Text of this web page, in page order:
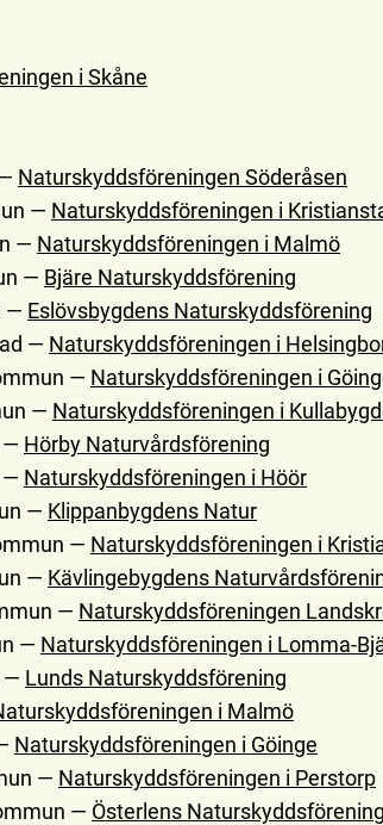
i Skåne
Naturskyddsföreningen Söderåsen
— Naturskyddsföreningen i
— Naturskyddsföreningen i Malmö
— Bjäre Naturskyddsförening
— Eslövsbygdens Naturskyddsförening
— Naturskyddsföreningen i
— Naturskyddsföreningen i
— Naturskyddsföreningen i
— Hörby Naturvårdsförening
— Naturskyddsföreningen i Höör
— Klippanbygdens Natur
— Naturskyddsföreningen i
— Kävlingebygdens
— Naturskyddsföreningen
— Naturskyddsföreningen i Lomma-
— Lunds Naturskyddsförening
i Malmö
Naturskyddsföreningen i Göinge
— Naturskyddsföreningen i Perstorp
— Österlens Naturskyddsförening